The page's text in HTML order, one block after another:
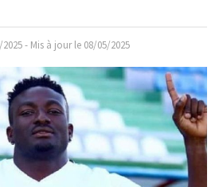
2025 - Mis à jour le 08/05/2025